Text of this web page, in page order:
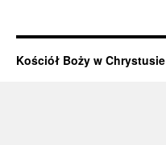
Kościół Boży w Chrystusie